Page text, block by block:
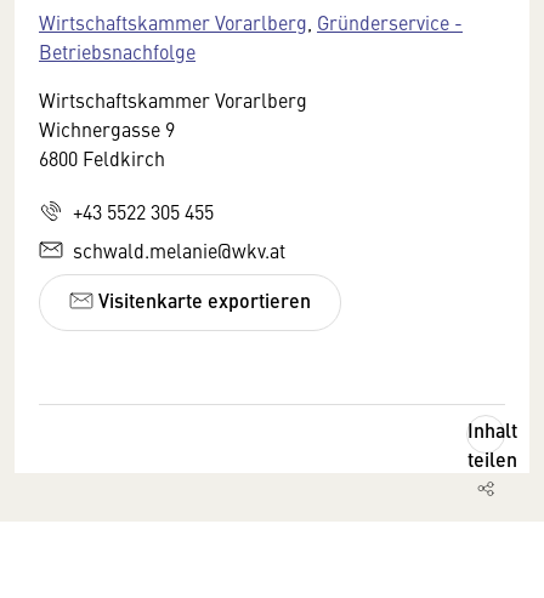
Wirtschaftskammer Vorarlberg Gründerservice -
Betriebsnachfolge
Wirtschaftskammer Vorarlberg
Wichnergasse 9
6800 Feldkirch
+43 5522 305 455
schwald.melanie@wkv.at
Visitenkarte exportieren
Inhalt
teilen